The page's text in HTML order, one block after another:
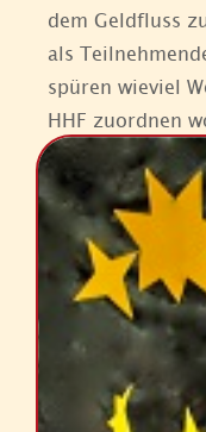
dem Geldfluss
als
spüren wieviel
HHF zuordnen